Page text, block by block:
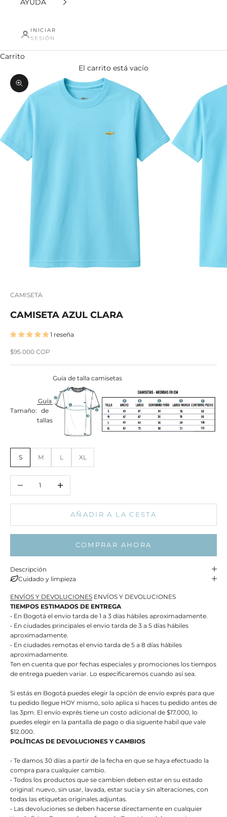
AYUDA
INICIAR
SESIÓN
Carrito
El carrito está vacío
Zoom
CAMISETA
CAMISETA AZUL CLARA
1 reseña
Precio de oferta
$95.000 COP
Tamaño:
Guía
de
tallas
Guía de talla camisetas
S M L XL
AÑADIR A LA CESTA
COMPRAR AHORA
Descripción
Cuidado y limpieza
ENVÍOS Y DEVOLUCIONES ENVÍOS Y DEVOLUCIONES
TIEMPOS ESTIMADOS DE ENTREGA
• En Bogotá el envio tarda de 1 a 3 días hábiles aproximadamente.
• En ciudades principales el envio tarda de 3 a 5 días hábiles
aproximadamente.
• En ciudades remotas el envio tarda de 5 a 8 días hábiles
aproximadamente.
Ten en cuenta que por fechas especiales y promociones los tiempos
de entrega pueden variar. Lo especificaremos cuando así sea.
Si estás en Bogotá puedes elegir la opción de envío exprés para que
tu pedido llegue HOY mismo, solo aplica si haces tu pedido antes de
las 3pm. El envío exprés tiene un costo adicional de $17.000, lo
puedes elegir en la pantalla de pago o dia siguente habil que vale
$12.000.
POLÍTICAS DE DEVOLUCIONES Y CAMBIOS
• Te damos 30 días a partir de la fecha en que se haya efectuado la
compra para cualquier cambio.
• Todos los productos que se cambien deben estar en su estado
original: nuevo, sin usar, lavada, estar sucia y sin alteraciones, con
todas las etiquetas originales adjuntas.
• Las devoluciones se deben hacerse directamente en cualquier